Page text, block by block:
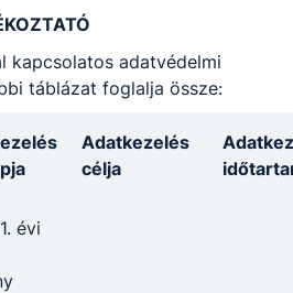
kapcsolatos adatvédelmi
táblázat foglalja össze:
Adatkezelés
célja
évi